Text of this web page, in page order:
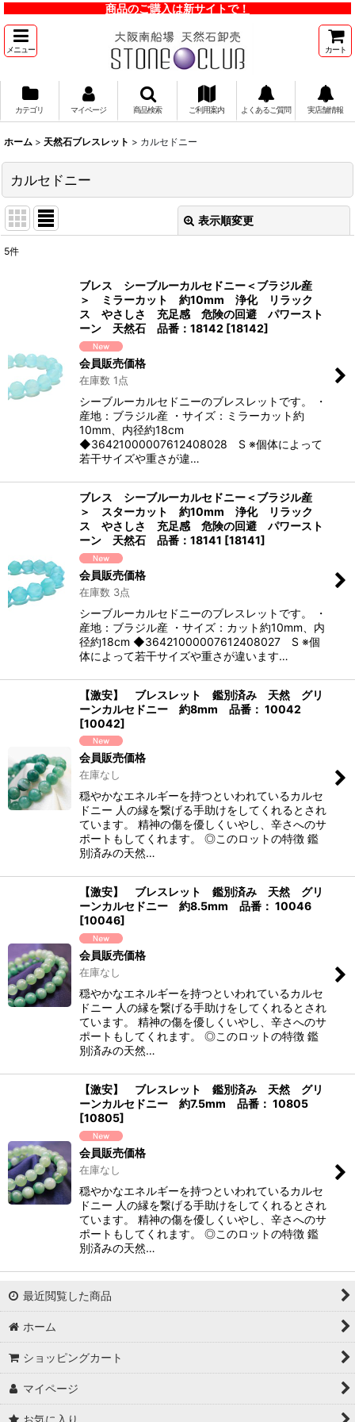
商品のご購入は新サイトで！
メニュー カート
カテゴリ マイページ 商品検索 ご利用案内 よくあるご質問 実店舗情報
ホーム > 天然石ブレスレット > カルセドニー
カルセドニー
表示順変更
5件
ブレス シーブルーカルセドニー＜ブラジル産
＞ ミラーカット 約10mm 浄化 リラック
ス やさしさ 充足感 危険の回避 パワースト
ーン 天然石 品番：18142 [18142]
会員販売価格
在庫数 1点
シーブルーカルセドニーのブレスレットです。 ・
産地：ブラジル産 ・サイズ：ミラーカット約
10mm、内径約18cm
◆36421000007612408028 S ※個体によって
若干サイズや重さが違…
ブレス シーブルーカルセドニー＜ブラジル産
＞ スターカット 約10mm 浄化 リラック
ス やさしさ 充足感 危険の回避 パワースト
ーン 天然石 品番：18141 [18141]
会員販売価格
在庫数 3点
シーブルーカルセドニーのブレスレットです。 ・
産地：ブラジル産 ・サイズ：カット約10mm、内
径約18cm ◆36421000007612408027 S ※個
体によって若干サイズや重さが違います…
【激安】 ブレスレット 鑑別済み 天然 グリ
ーンカルセドニー 約8mm 品番： 10042
[10042]
会員販売価格
在庫なし
穏やかなエネルギーを持つといわれているカルセ
ドニー 人の縁を繋げる手助けをしてくれるとされ
ています。 精神の傷を優しくいやし、辛さへのサ
ポートもしてくれます。 ◎このロットの特徴 鑑
別済みの天然…
【激安】 ブレスレット 鑑別済み 天然 グリ
ーンカルセドニー 約8.5mm 品番： 10046
[10046]
会員販売価格
在庫なし
穏やかなエネルギーを持つといわれているカルセ
ドニー 人の縁を繋げる手助けをしてくれるとされ
ています。 精神の傷を優しくいやし、辛さへのサ
ポートもしてくれます。 ◎このロットの特徴 鑑
別済みの天然…
【激安】 ブレスレット 鑑別済み 天然 グリ
ーンカルセドニー 約7.5mm 品番： 10805
[10805]
会員販売価格
在庫なし
穏やかなエネルギーを持つといわれているカルセ
ドニー 人の縁を繋げる手助けをしてくれるとされ
ています。 精神の傷を優しくいやし、辛さへのサ
ポートもしてくれます。 ◎このロットの特徴 鑑
別済みの天然…
最近閲覧した商品
ホーム
ショッピングカート
マイページ
お気に入り